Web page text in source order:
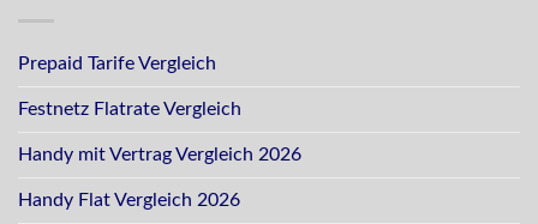
Prepaid Tarife Vergleich
Festnetz Flatrate Vergleich
Handy mit Vertrag Vergleich 2026
Handy Flat Vergleich 2026